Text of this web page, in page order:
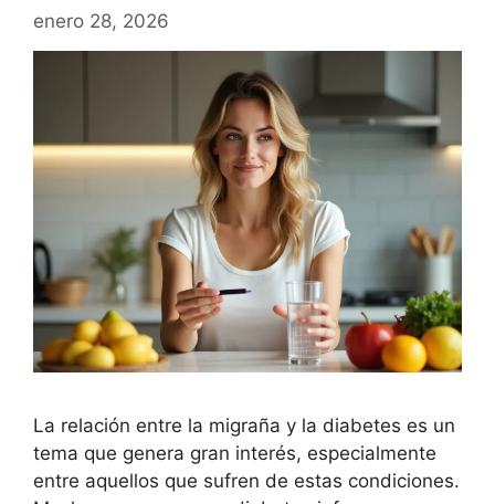
enero 28, 2026
La relación entre la migraña y la diabetes es un
tema que genera gran interés, especialmente
entre aquellos que sufren de estas condiciones.